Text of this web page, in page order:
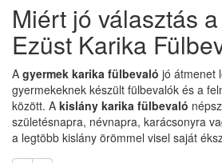
Miért jó választás
Ezüst Karika
A gyermek karika fülbevaló jó átmenet
gyermekeknek készült fülbevalók és a
között. A kislány karika fülbevaló
születésnapra, névnapra, karácsonyra
a legtöbb kislány örömmel visel saját